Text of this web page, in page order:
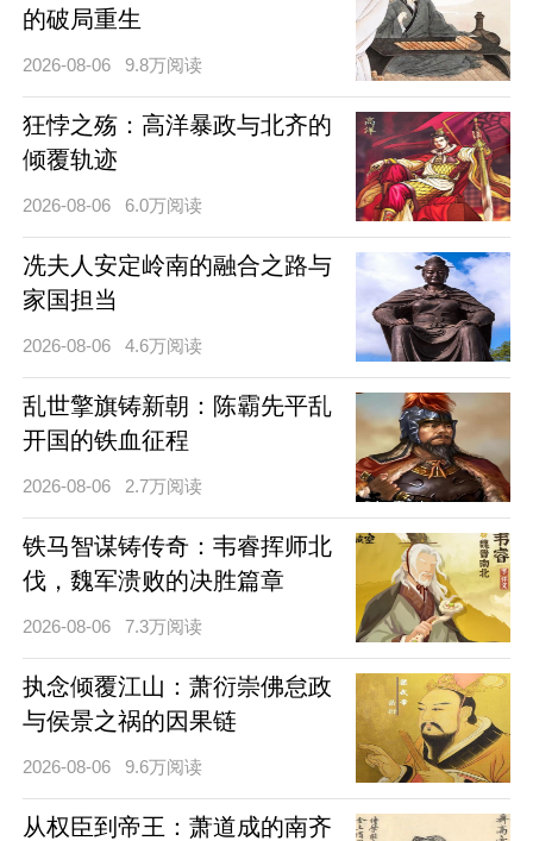
的破局重生
2026-08-06 9.8万阅读
狂悖之殇：高洋暴政与北齐的
倾覆轨迹
2026-08-06 6.0万阅读
冼夫人安定岭南的融合之路与
家国担当
2026-08-06 4.6万阅读
乱世擎旗铸新朝：陈霸先平乱
开国的铁血征程
2026-08-06 2.7万阅读
铁马智谋铸传奇：韦睿挥师北
伐，魏军溃败的决胜篇章
2026-08-06 7.3万阅读
执念倾覆江山：萧衍崇佛怠政
与侯景之祸的因果链
2026-08-06 9.6万阅读
从权臣到帝王：萧道成的南齐